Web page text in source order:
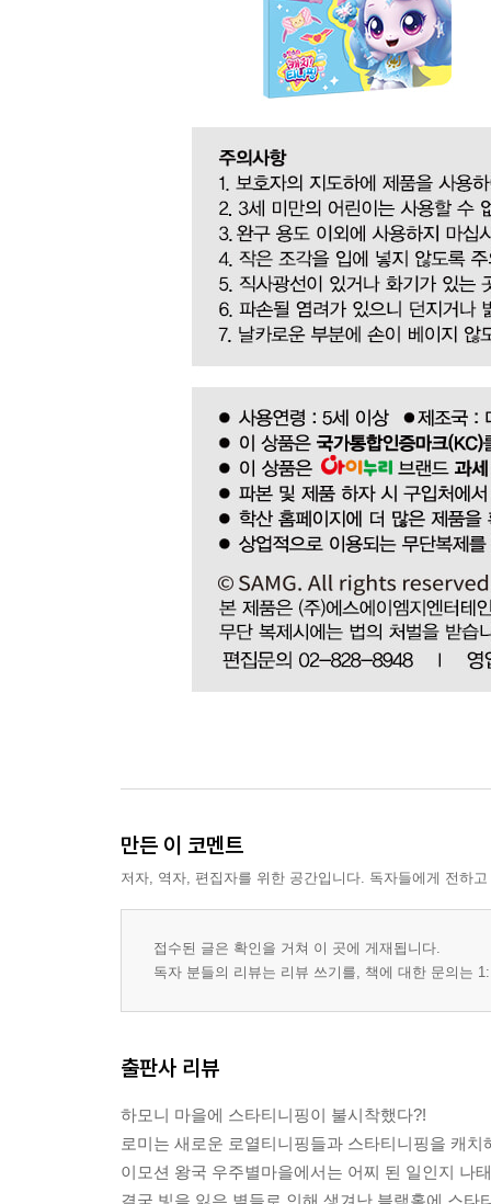
만든 이 코멘트
저자, 역자, 편집자를 위한 공간입니다. 독자들에게 전하
접수된 글은 확인을 거쳐 이 곳에 게재됩니다.
독자 분들의 리뷰는 리뷰 쓰기를, 책에 대한 문의는
출판사 리뷰
하모니 마을에 스타티니핑이 불시착했다?!
로미는 새로운 로열티니핑들과 스타티니핑을 캐
이모션 왕국 우주별마을에서는 어찌 된 일인지 나